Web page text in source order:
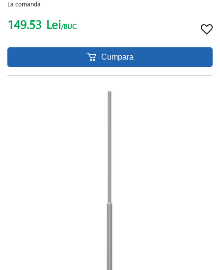
La comanda
149.53 Lei/BUC
Cumpara